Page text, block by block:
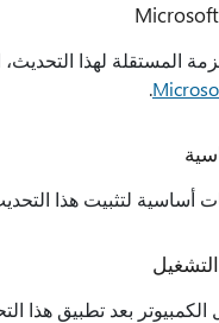
المستقلة لهذا
.
أساسية لتثبيت هذا
بعد تطبيق هذا